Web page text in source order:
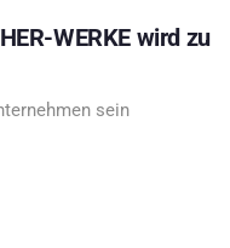
WERKE wird zu
sein